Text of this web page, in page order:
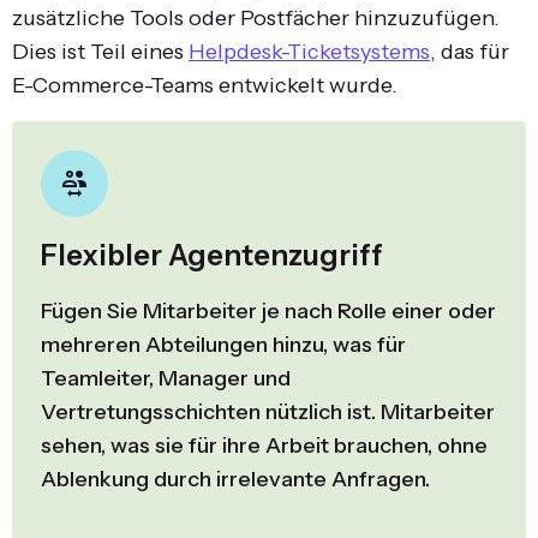
zusätzliche Tools oder Postfächer hinzuzufügen.
Dies ist Teil eines Helpdesk-Ticketsystems, das für
E-Commerce-Teams entwickelt wurde.
Flexibler Agentenzugriff
Fügen Sie Mitarbeiter je nach Rolle einer oder
mehreren Abteilungen hinzu, was für
Teamleiter, Manager und
Vertretungsschichten nützlich ist. Mitarbeiter
sehen, was sie für ihre Arbeit brauchen, ohne
Ablenkung durch irrelevante Anfragen.